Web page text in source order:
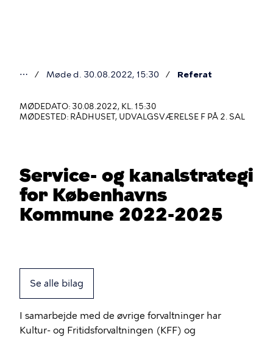
er
her
⋯ Møde d. 30.08.2022, 15:30 Referat
MØDEDATO: 30.08.2022, KL. 15:30
MØDESTED: RÅDHUSET, UDVALGSVÆRELSE F PÅ 2. SAL
Service- og kanalstrategi
for Københavns
Kommune 2022-2025
Se alle bilag
I samarbejde med de øvrige forvaltninger har
Kultur- og Fritidsforvaltningen (KFF) og